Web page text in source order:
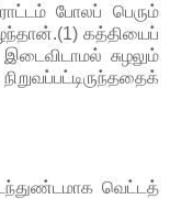
போலப் பெரும்
கத்தியைப்
சுழலும்
வெட்டத்